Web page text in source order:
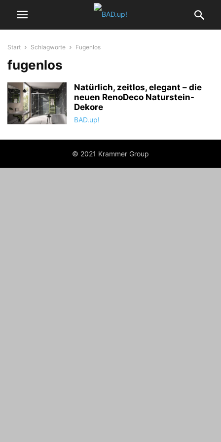
Start Schlagworte Fugenlos
fugenlos
Natürlich, zeitlos, elegant – die
neuen RenoDeco Naturstein-
Dekore
BAD.up!
© 2021 Krammer Group